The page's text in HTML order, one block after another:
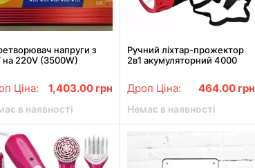
напруги з
на 220V (3500W)
Ціна: 1,403.00 грн
в наявності
Ручний ліхтар-прожектор
2в1 акумуляторний 4000
ліхтарик
Дроп Ціна: 464.00 грн
Немає в наявності